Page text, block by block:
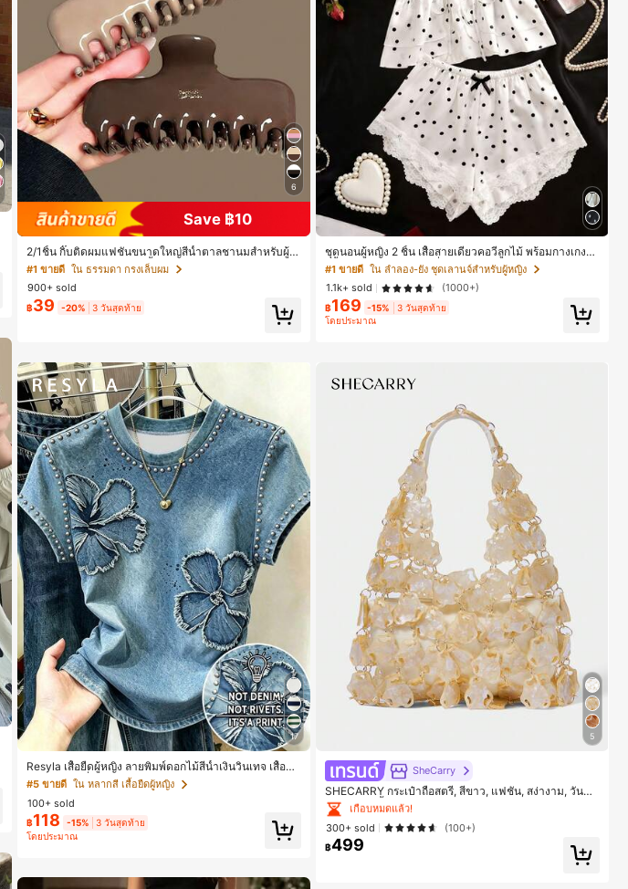
6
Save ฿10
2/1ชิ้น กิ๊บติดผมแฟชั่นขนาดใหญ่สีน้ำตาลชานมสำหรับผู้ห
ญิง เหมาะสำหรับการอาบน้ำ ล้างหน้า และจัดแต่งทรงผม
#1 ขายดี ใน ธรรมดา กรงเล็บผม
900+ sold
฿39 -20% 3 วันสุดท้าย
17
Resyla เสื้อยืดผู้หญิง ลายพิมพ์ดอกไม้สีน้ำเงินวินเทจ เสื้อสำ
หรับออกไปเที่ยวฤดูร้อน ดีไซน์กราฟิก สบายๆ อเนกประสงค์
สวมใส่ประจำวัน กลางแจ้ง ช้อปปิ้ง ท่องเที่ยวกลางแจ้ง
#5 ขายดี ใน หลากสี เสื้อยืดผู้หญิง
100+ sold
฿118 -15%
3 วันสุดท้าย
โดยประมาณ
ชุดนอนผู้หญิง 2 ชิ้น เสื้อสายเดี่ยวคอวีลูกไม้ พร้อมกางเกงข
าสั้นแต่งลูกไม้ แต่งโบว์ที่เอว ชุดลำลองผู้หญิงนุ่มสบายน่ารั
ก สไตล์เอสเธติก
#1 ขายดี ใน ลำลอง-ยัง ชุดเลานจ์สำหรับผู้หญิง
1.1k+ sold
(1000+)
฿169 -15%
3 วันสุดท้าย
โดยประมาณ
5
SheCarry
SHECARRY กระเป๋าถือสตรี, สีขาว, แฟชั่น, สง่างาม, วันหยุ
ด, งานปาร์ตี้
#1 ขายดี
เกือบหมดแล้ว!
#1 ขายดี
เกือบหมดแล้ว!
#1 ขายดี
เกือบหมดแล้ว!
#1 ขายดี
300+ sold (100+)
฿499